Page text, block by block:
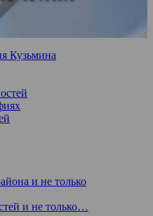
Кузьмина
и не только
и не только…